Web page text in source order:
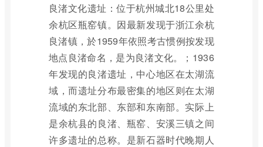
良渚文化遗址：位于杭州城北18公里处
余杭区瓶窑镇。因最新发现于浙江余杭
良渚镇，於1959年依照考古惯例按发现
地点良渚命名，是为良渚文化。；1936
年发现的良渚遗址，中心地区在太湖流
域，而遗址分布最密集的地区则在太湖
流域的东北部、东部和东南部。实际上
是余杭县的良渚、瓶窑、安溪三镇之间
许多遗址的总称。是新石器时代晚期人